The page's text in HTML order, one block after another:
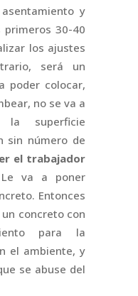
y
30-40
los ajustes
será un
poder colocar,
no se va a
superficie
sin número de
el trabajador
Le va a poner
Entonces
concreto con
para la
el ambiente, y
se abuse del